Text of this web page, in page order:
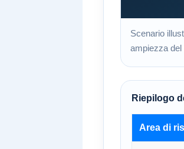
Scenario
ampiezza del
Riepilogo
Area di